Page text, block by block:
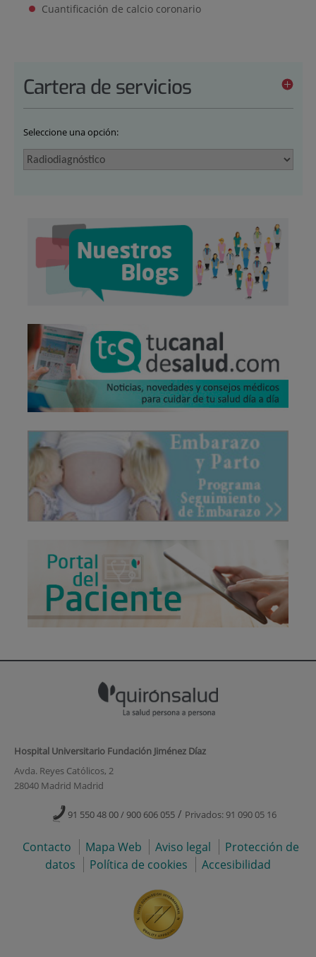
Cuantificación de calcio coronario
Cartera de servicios
Seleccione una opción:
Hospital Universitario Fundación Jiménez Díaz
Avda. Reyes Católicos, 2
28040 Madrid Madrid
91 550 48 00 / 900 606 055 / Privados: 91 090 05 16
Contacto Mapa Web Aviso legal
Protección de
datos
Política de cookies Accesibilidad